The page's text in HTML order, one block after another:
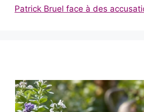
Patrick Bruel face à des